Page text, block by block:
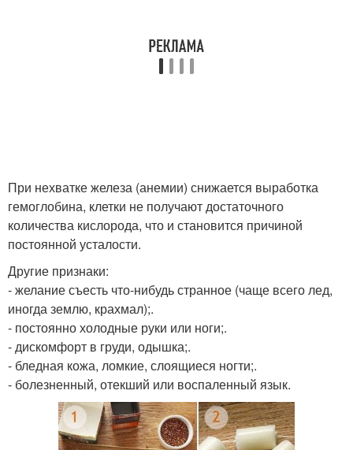
При нехватке железа (анемии) снижается выработка
гемоглобина, клетки не получают достаточного
количества кислорода, что и становится причиной
постоянной усталости.
Другие признаки:
- желание съесть что-нибудь странное (чаще всего лед,
иногда землю, крахмал);.
- постоянно холодные руки или ноги;.
- дискомфорт в груди, одышка;.
- бледная кожа, ломкие, слоящиеся ногти;.
- болезненный, отекший или воспаленный язык.